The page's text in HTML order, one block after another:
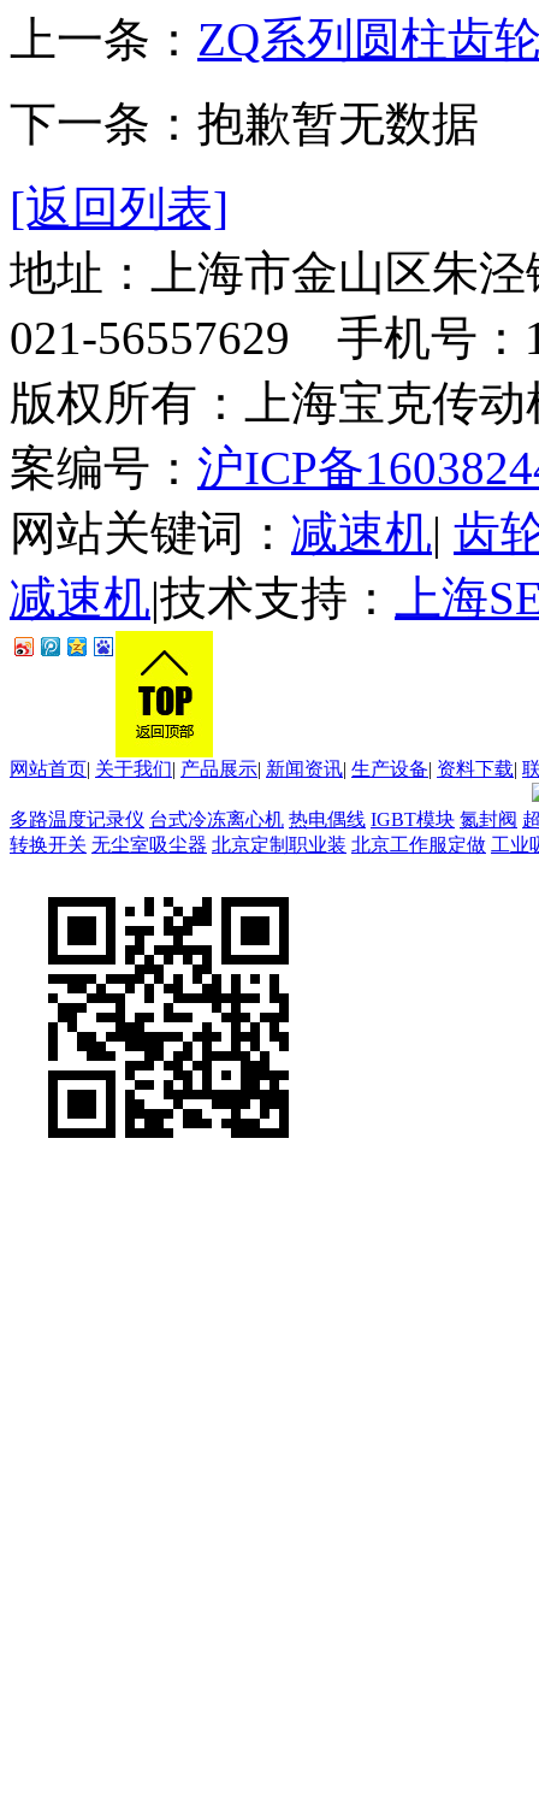
上一条： ZQ系列圆柱齿
下一条：抱歉暂无数据
[返回列表]
地址：上海市金山区朱
021-56557629 手机号：
版权所有：上海宝克
案编号： 沪ICP备
网站关键词： 减速机| 齿
减速机|技术支持： 上海
网站首页| 关于我们| 产品展示| 新闻资讯| 生产设备| 资料下载|
多路温度记录仪 台式冷冻离心机 热电偶线 IGBT模块 氮封阀
转换开关 无尘室吸尘器 北京定制职业装 北京工作服定做 工业